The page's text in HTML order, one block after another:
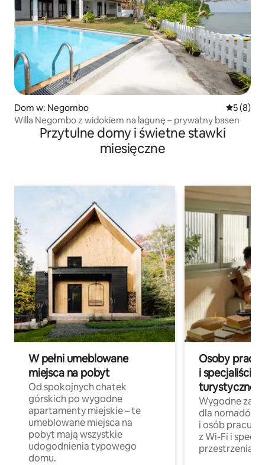
Dom w: Negombo Średnia
5 (8)
Willa Negombo z widokiem na lagunę – prywatny basen
Przytulne domy i świetne stawki
miesięczne
W pełni umeblowane
miejsca na pobyt
Od spokojnych chatek
górskich po wygodne
apartamenty miejskie – te
umeblowane miejsca na
pobyt mają wszystkie
udogodnienia typowego
domu.
Osoby
i specjaliści z
turystycznej
Wygodne
dla nomadów
i osób
z Wi-Fi i
przestrzenią